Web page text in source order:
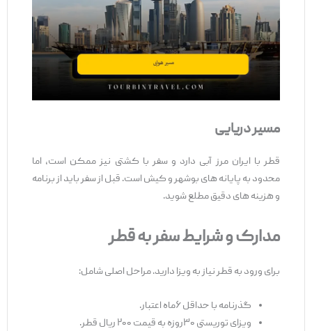
مسیر دریایی
قطر با ایران مرز آبی دارد و سفر با کشتی نیز ممکن است، اما
محدود به پایانه ‌های بوشهر و کیش است. قبل از سفر باید از برنامه
و هزینه ‌های دقیق مطلع شوید.
مدارک و شرایط سفر به قطر
برای ورود به قطر نیاز به ویزا دارید. مراحل اصلی شامل:
گذرنامه با حداقل ۶ماه اعتبار.
ویزای توریستی ۳۰روزه به قیمت ۲۰۰ ریال قطر.